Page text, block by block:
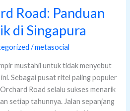
Road: Panduan
di Singapura
/metasocial
mustahil untuk tidak menyebut
Sebagai pusat ritel paling populer
Road selalu sukses menarik
setiap tahunnya. Jalan sepanjang